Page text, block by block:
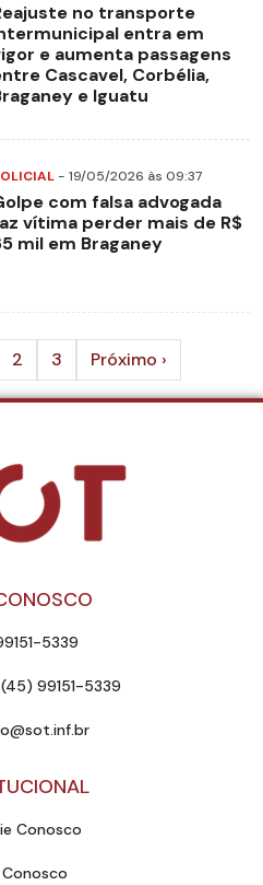
no transporte
entra em
e aumenta passagens
Cascavel, Corbélia,
e Iguatu
- 19/05/2026 às 09:37
com falsa advogada
vítima perder mais de R$
mil em Braganey
2 3 Próximo ›
5339
99151-5339
Conosco
Conosco